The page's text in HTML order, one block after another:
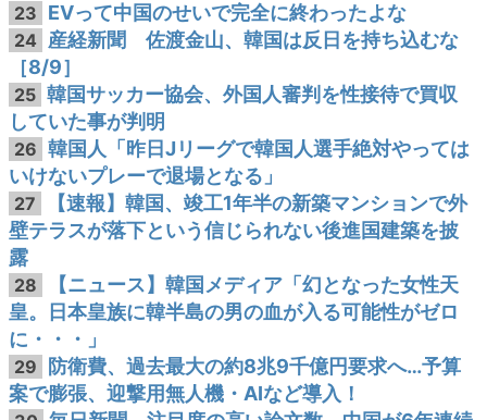
23 EVって中国のせいで完全に終わったよな
24 産経新聞 佐渡金山、韓国は反日を持ち込むな
［8/9］
25 韓国サッカー協会、外国人審判を性接待で買収
していた事が判明
26 韓国人「昨日Jリーグで韓国人選手絶対やっては
いけないプレーで退場となる」
27
【速報】韓国、竣工1年半の新築マンションで外
壁テラスが落下という信じられない後進国建築を披
露
28
【ニュース】韓国メディア「幻となった女性天
皇。日本皇族に韓半島の男の血が入る可能性がゼロ
に・・・」
29
防衛費、過去最大の約8兆9千億円要求へ…予算
案で膨張、迎撃用無人機・AIなど導入！